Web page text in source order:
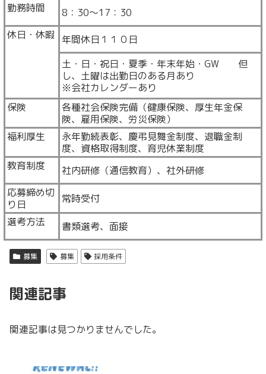
勤務時間
8：30～17：30
休日・休暇
年間休日１１０日
土・日・祝日・夏季・年末年始・GW 但
し、土曜は出勤日のある月あり
※会社カレンダーあり
保険
各種社会保険完備（健康保険、厚生年金保
険、雇用保険、労災保険）
福利厚生
永年勤続表彰、慶弔見舞金制度、退職金制
度、資格取得制度、育児休業制度
教育制度
社内研修（通信教育）、社外研修
応募締め切
り日
常時受付
選考方法
書類選考、面接
募集 募集 採用条件
関連記事
関連記事は見つかりませんでした。